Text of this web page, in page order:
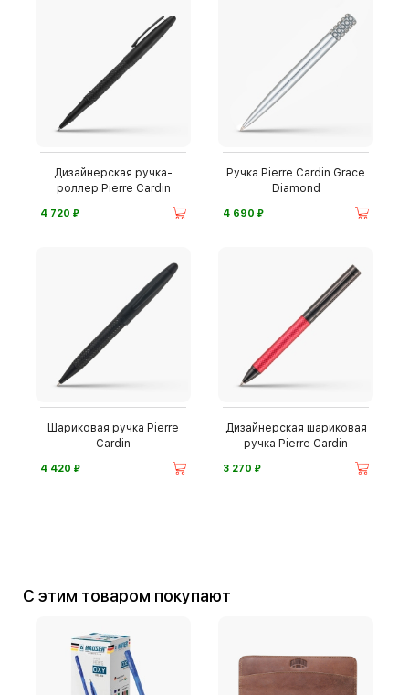
Дизайнерская ручка-
роллер Pierre Cardin
4 720 ⃏
Ручка Pierre Cardin Grace
Diamond
4 690 ⃏
Шариковая ручка Pierre
Cardin
4 420 ⃏
Дизайнерская шариковая
ручка Pierre Cardin
3 270 ⃏
С этим товаром покупают